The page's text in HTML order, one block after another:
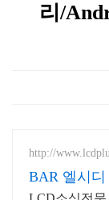
리/
http://
BAR 엘시